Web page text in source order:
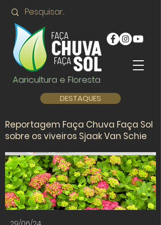
Agricultura e Floresta
DESTAQUES
Reportagem Faça Chuva Faça Sol
sobre os viveiros Sjaak Van Schie